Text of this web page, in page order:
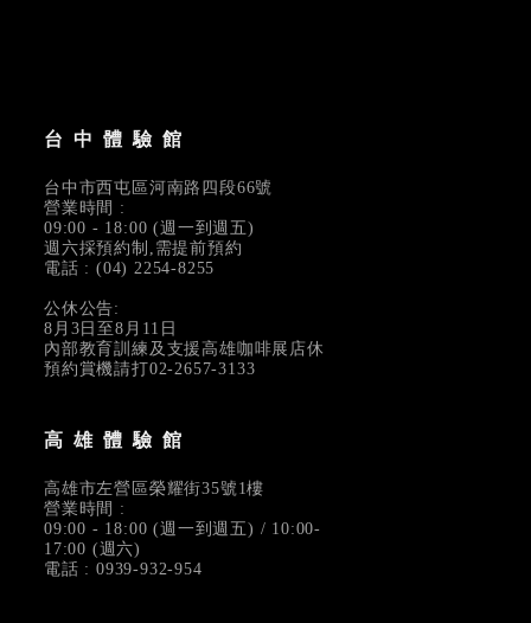
台中體驗館
台中市西屯區河南路四段66號
營業時間 :
09:00 - 18:00 (週一到週五)
週六採預約制,需提前預約
電話 : (04) 2254-8255
公休公告:
8月3日至8月11日
內部教育訓練及支援高雄咖啡展店休
預約賞機請打02-2657-3133
高雄體驗館
高雄市左營區榮耀街35號1樓
營業時間 :
09:00 - 18:00 (週一到週五) / 10:00-
17:00 (週六)
電話 : 0939-932-954